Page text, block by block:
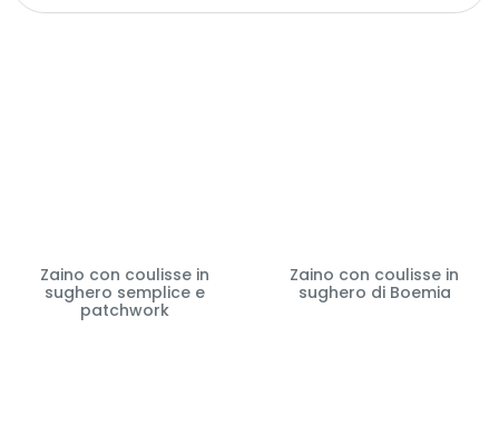
Zaino con coulisse in
sughero semplice e
patchwork
Zaino con coulisse in
sughero di Boemia